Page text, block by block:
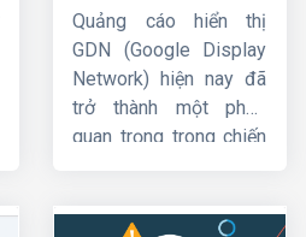
Adsense trên Website
sao cho nhanh chóng
và dễ dàng nhất!
GDN hiệu quả, bứt
phá doanh thu
Quảng cáo hiển thị
GDN (Google Display
Network) hiện nay đã
trở thành một phần
quan trọng trong chiến
Trong bài viết này,HIG